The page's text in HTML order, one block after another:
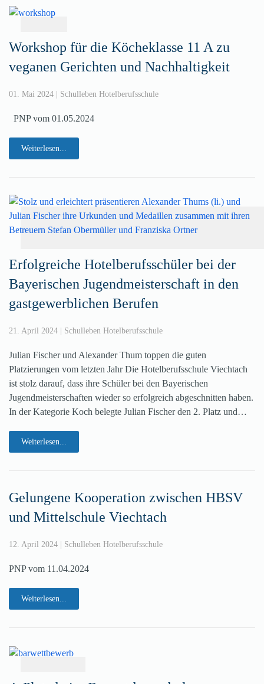
Workshop für die Köcheklasse 11 A zu
veganen Gerichten und Nachhaltigkeit
01. Mai 2024 Schulleben Hotelberufsschule
PNP vom 01.05.2024
Weiterlesen...
Erfolgreiche Hotelberufsschüler bei der
Bayerischen Jugendmeisterschaft in den
gastgewerblichen Berufen
21. April 2024 Schulleben Hotelberufsschule
Julian Fischer und Alexander Thum toppen die guten
Platzierungen vom letzten Jahr Die Hotelberufsschule Viechtach
ist stolz darauf, dass ihre Schüler bei den Bayerischen
Jugendmeisterschaften wieder so erfolgreich abgeschnitten haben.
In der Kategorie Koch belegte Julian Fischer den 2. Platz und…
Weiterlesen...
Gelungene Kooperation zwischen HBSV
und Mittelschule Viechtach
12. April 2024 Schulleben Hotelberufsschule
PNP vom 11.04.2024
Weiterlesen...